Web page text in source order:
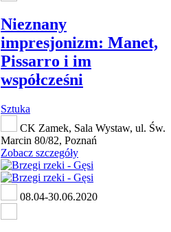
Nieznany
impresjonizm: Manet,
Pissarro i im
współcześni
Sztuka
CK Zamek, Sala Wystaw, ul. Św.
Marcin 80/82, Poznań
Zobacz szczegóły
08.04-30.06.2020